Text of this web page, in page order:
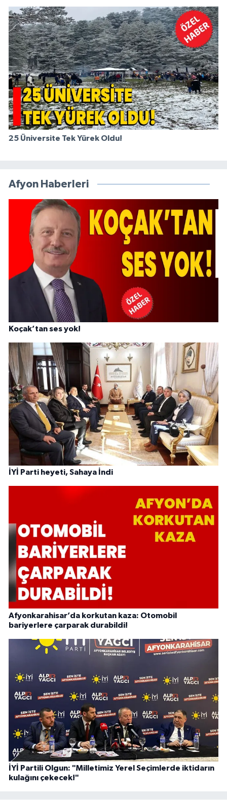
25 Üniversite Tek Yürek Oldu!
Afyon Haberleri
Koçak’tan ses yok!
İYİ Parti heyeti, Sahaya İndi
Afyonkarahisar’da korkutan kaza: Otomobil
bariyerlere çarparak durabildi!
İYİ Partili Olgun: "Milletimiz Yerel Seçimlerde iktidarın
kulağını çekecek!"